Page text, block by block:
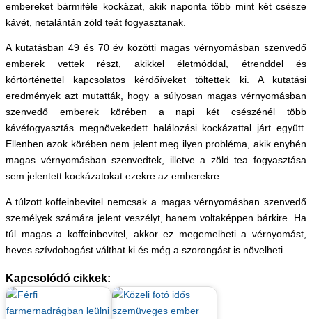
embereket bármiféle kockázat, akik naponta több mint két csésze
kávét, netalántán zöld teát fogyasztanak.
A kutatásban 49 és 70 év közötti magas vérnyomásban szenvedő
emberek vettek részt, akikkel életmóddal, étrenddel és
kórtörténettel kapcsolatos kérdőíveket töltettek ki. A kutatási
eredmények azt mutatták, hogy a súlyosan magas vérnyomásban
szenvedő emberek körében a napi két csészénél több
kávéfogyasztás megnövekedett halálozási kockázattal járt együtt.
Ellenben azok körében nem jelent meg ilyen probléma, akik enyhén
magas vérnyomásban szenvedtek, illetve a zöld tea fogyasztása
sem jelentett kockázatokat ezekre az emberekre.
A túlzott koffeinbevitel nemcsak a magas vérnyomásban szenvedő
személyek számára jelent veszélyt, hanem voltaképpen bárkire. Ha
túl magas a koffeinbevitel, akkor ez megemelheti a vérnyomást,
heves szívdobogást válthat ki és még a szorongást is növelheti.
Kapcsolódó cikkek: